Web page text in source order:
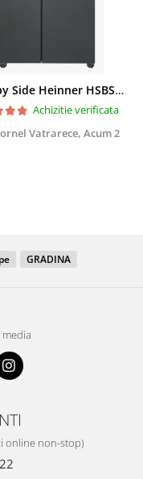
Side by Side Heinner HSBS-HM439NFINVDGWDE++, Total No Frost, Compresor Inverter, Dozator Apa, Display Touch LED, 439 L, Clasa E, Gri Antracit Texturat
Achizitie verificata
Vatrarece, Acum 2
GRADINA
online non-stop)